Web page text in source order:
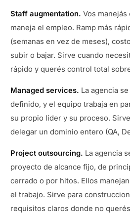
Staff augmentation. Vos manejás
maneja el empleo. Ramp más
(semanas en vez de meses),
subir o bajar. Sirve cuando
rápido y querés control total
Managed services. La agencia
definido, y el equipo trabaja en
su propio líder y su proceso.
delegar un dominio entero (QA,
Project outsourcing. La agencia
proyecto de alcance fijo, de
cerrado o por hitos. Ellos
el trabajo. Sirve para
requisitos claros donde no